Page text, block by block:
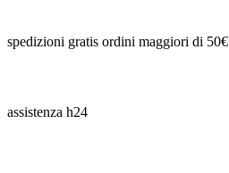
spedizioni gratis ordini maggiori di 50€
assistenza h24